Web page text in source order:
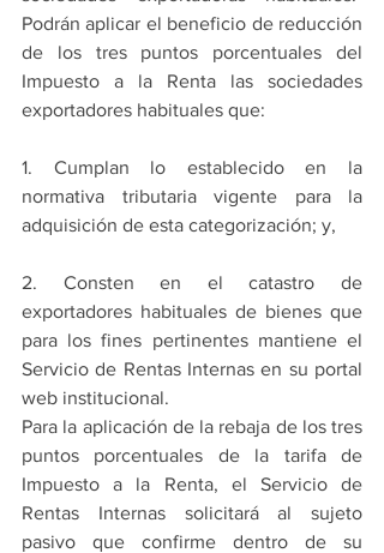
Podrán aplicar el beneficio de reducción
de los tres puntos porcentuales del
Impuesto a la Renta las sociedades
exportadores habituales que:
1. Cumplan lo establecido en la
normativa tributaria vigente para la
adquisición de esta categorización; y,
2. Consten en el catastro de
exportadores habituales de bienes que
para los fines pertinentes mantiene el
Servicio de Rentas Internas en su portal
web institucional.
Para la aplicación de la rebaja de los tres
puntos porcentuales de la tarifa de
Impuesto a la Renta, el Servicio de
Rentas Internas solicitará al sujeto
pasivo que confirme dentro de su